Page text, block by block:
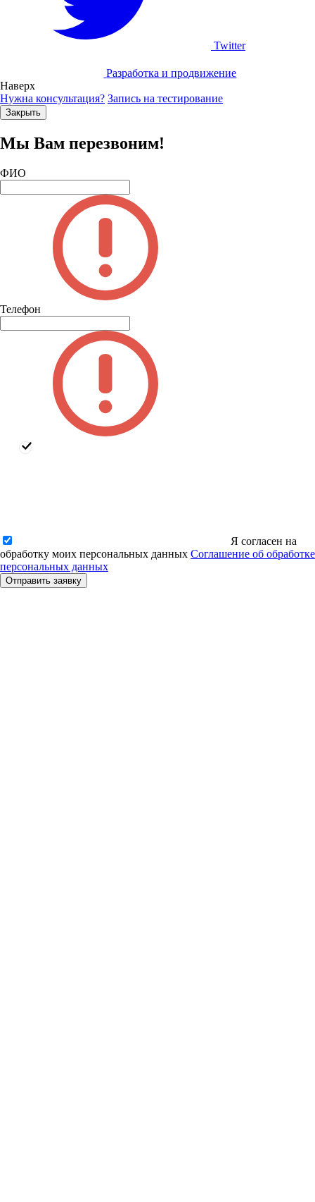
Twitter
Разработка и продвижение
Наверх
Нужна консультация? Запись на тестирование
Закрыть
Мы Вам перезвоним!
ФИО
Телефон
Я согласен на
обработку моих персональных данных Соглашение об обработке
персональных данных